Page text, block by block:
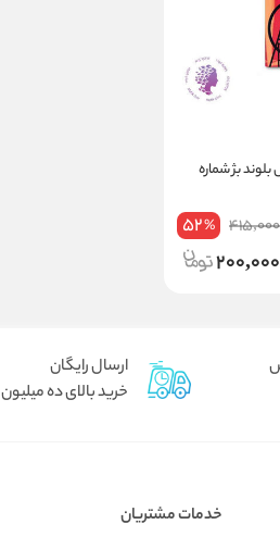
بژ شماره
415,000
52%
200,000
ارسال رایگان
خرید بالای ده میلیون
خدمات مشتریان